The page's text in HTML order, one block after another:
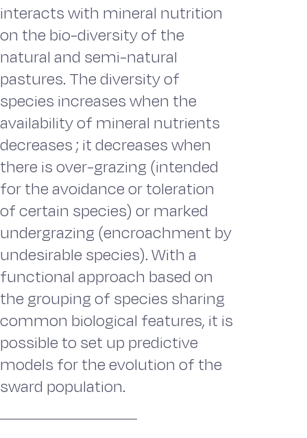
interacts with mineral nutrition
on the bio-diversity of the
natural and semi-naturaI
pastures. The diversity of
species increases when the
availability of mineral nutrients
decreases ; it decreases when
there is over-grazing (intended
for the avoidance or toleration
of certain species) or marked
undergrazing (encroachment by
undesirable species). With a
functional approach based on
the grouping of species sharing
common biological features, it is
possible to set up predictive
models for the evolution of the
sward population.